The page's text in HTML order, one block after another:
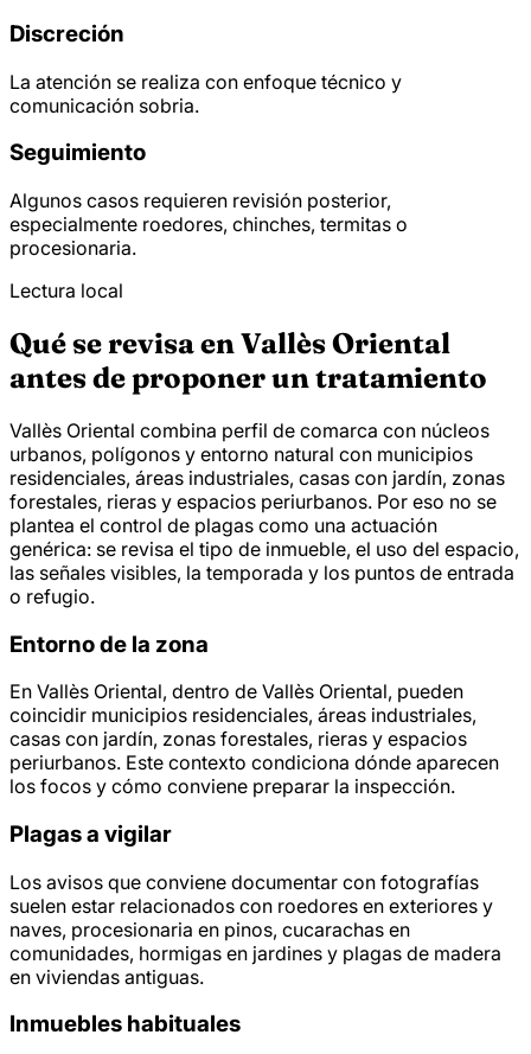
Discreción
La atención se realiza con enfoque técnico y
comunicación sobria.
Seguimiento
Algunos casos requieren revisión posterior,
especialmente roedores, chinches, termitas o
procesionaria.
Lectura local
Qué se revisa en Vallès Oriental
antes de proponer un tratamiento
Vallès Oriental combina perfil de comarca con núcleos
urbanos, polígonos y entorno natural con municipios
residenciales, áreas industriales, casas con jardín, zonas
forestales, rieras y espacios periurbanos. Por eso no se
plantea el control de plagas como una actuación
genérica: se revisa el tipo de inmueble, el uso del espacio,
las señales visibles, la temporada y los puntos de entrada
o refugio.
Entorno de la zona
En Vallès Oriental, dentro de Vallès Oriental, pueden
coincidir municipios residenciales, áreas industriales,
casas con jardín, zonas forestales, rieras y espacios
periurbanos. Este contexto condiciona dónde aparecen
los focos y cómo conviene preparar la inspección.
Plagas a vigilar
Los avisos que conviene documentar con fotografías
suelen estar relacionados con roedores en exteriores y
naves, procesionaria en pinos, cucarachas en
comunidades, hormigas en jardines y plagas de madera
en viviendas antiguas.
Inmuebles habituales